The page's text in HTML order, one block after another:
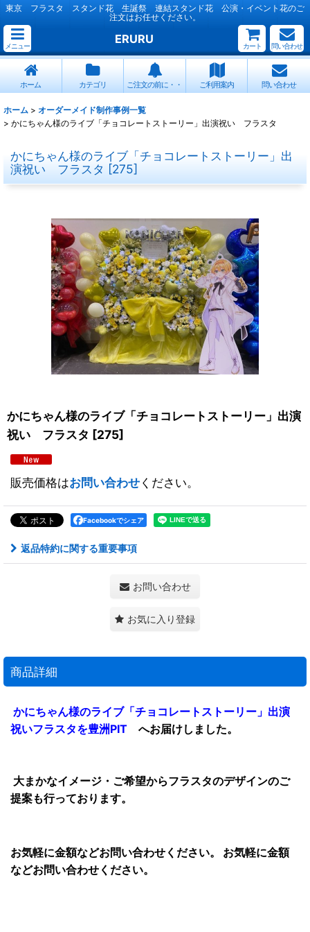
東京 フラスタ スタンド花 生誕祭 連結スタンド花 公演・イベント花のご
注文はお任せください。
メニュー
ERURU
カート 問い合わせ
ホーム カテゴリ ご注文の前に・・ ご利用案内 問い合わせ
ホーム > オーダーメイド制作事例一覧
> かにちゃん様のライブ「チョコレートストーリー」出演祝い フラスタ
かにちゃん様のライブ「チョコレートストーリー」出
演祝い フラスタ [275]
かにちゃん様のライブ「チョコレートストーリー」出演
祝い フラスタ [275]
販売価格はお問い合わせください。
Facebookでシェア
返品特約に関する重要事項
お問い合わせ
お気に入り登録
商品詳細
かにちゃん様のライブ「チョコレートストーリー」出演
祝いフラスタを豊洲PIT へお届けしました。
大まかなイメージ・ご希望からフラスタのデザインのご
提案も行っております。
お気軽に金額などお問い合わせください。 お気軽に金額
などお問い合わせ ください。